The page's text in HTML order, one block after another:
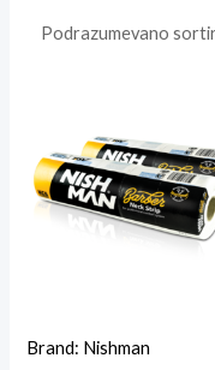
Brand: Nishman